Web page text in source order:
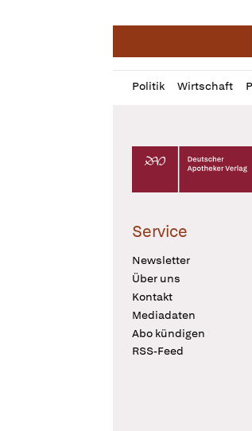
Politik Wirtschaft
Profil
öffnen
Daz
Pur
Deutscher
Service
Newsletter
Über uns
Kontakt
Mediadaten
Abo kündigen
RSS-Feed